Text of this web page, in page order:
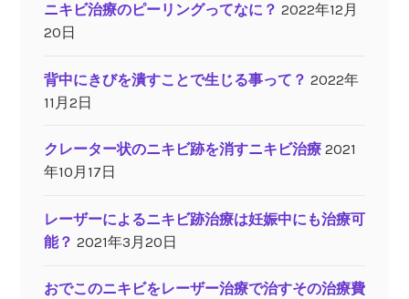
ニキビ治療のピーリングってなに？ 2022年12月
20日
背中にきびを潰すことで生じる事って？ 2022年
11月2日
クレーター状のニキビ跡を消すニキビ治療 2021
年10月17日
レーザーによるニキビ跡治療は妊娠中にも治療可
能？ 2021年3月20日
おでこのニキビをレーザー治療で治すその治療費